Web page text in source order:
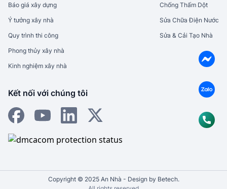
Báo giá xây dựng
Ý tưởng xây nhà
Quy trình thi công
Phong thủy xây nhà
Kinh nghiệm xây nhà
Chống Thấm Dột
Sửa Chữa Điện Nước
Sửa & Cải Tạo Nhà
Kết nối với chúng tôi
Copyright © 2025 An Nhà - Design by Betech.